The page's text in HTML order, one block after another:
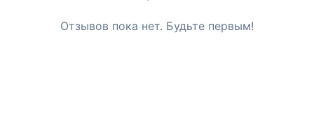
Отзывов пока нет. Будьте первым!